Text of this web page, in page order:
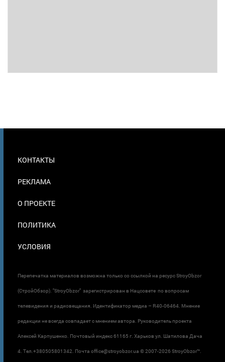
В
КОНТАКТЫ
РЕКЛАМА
О ПРОЕКТЕ
ПОЛИТИКА
УСЛОВИЯ
Перепечатка материалов возможна только со ссылкой на ресурс StroyObzor
(СтройОбзор). "StroyObzor" зарегистрирован в Нацсовете по вопросам
телевидения и радиовещания. Идентификатор медиа – R40-06464. Мнение
редакции не всегда совпадает с мнением автора. Руководитель проекта
Алексей Карпушенко. Почтовый индекс 61165 г. Харьков ул. Шатилова Дача
4. Тел.+380505801342. Почта office@stroyobzor.ua © 2007-2026 StroyObzor™.